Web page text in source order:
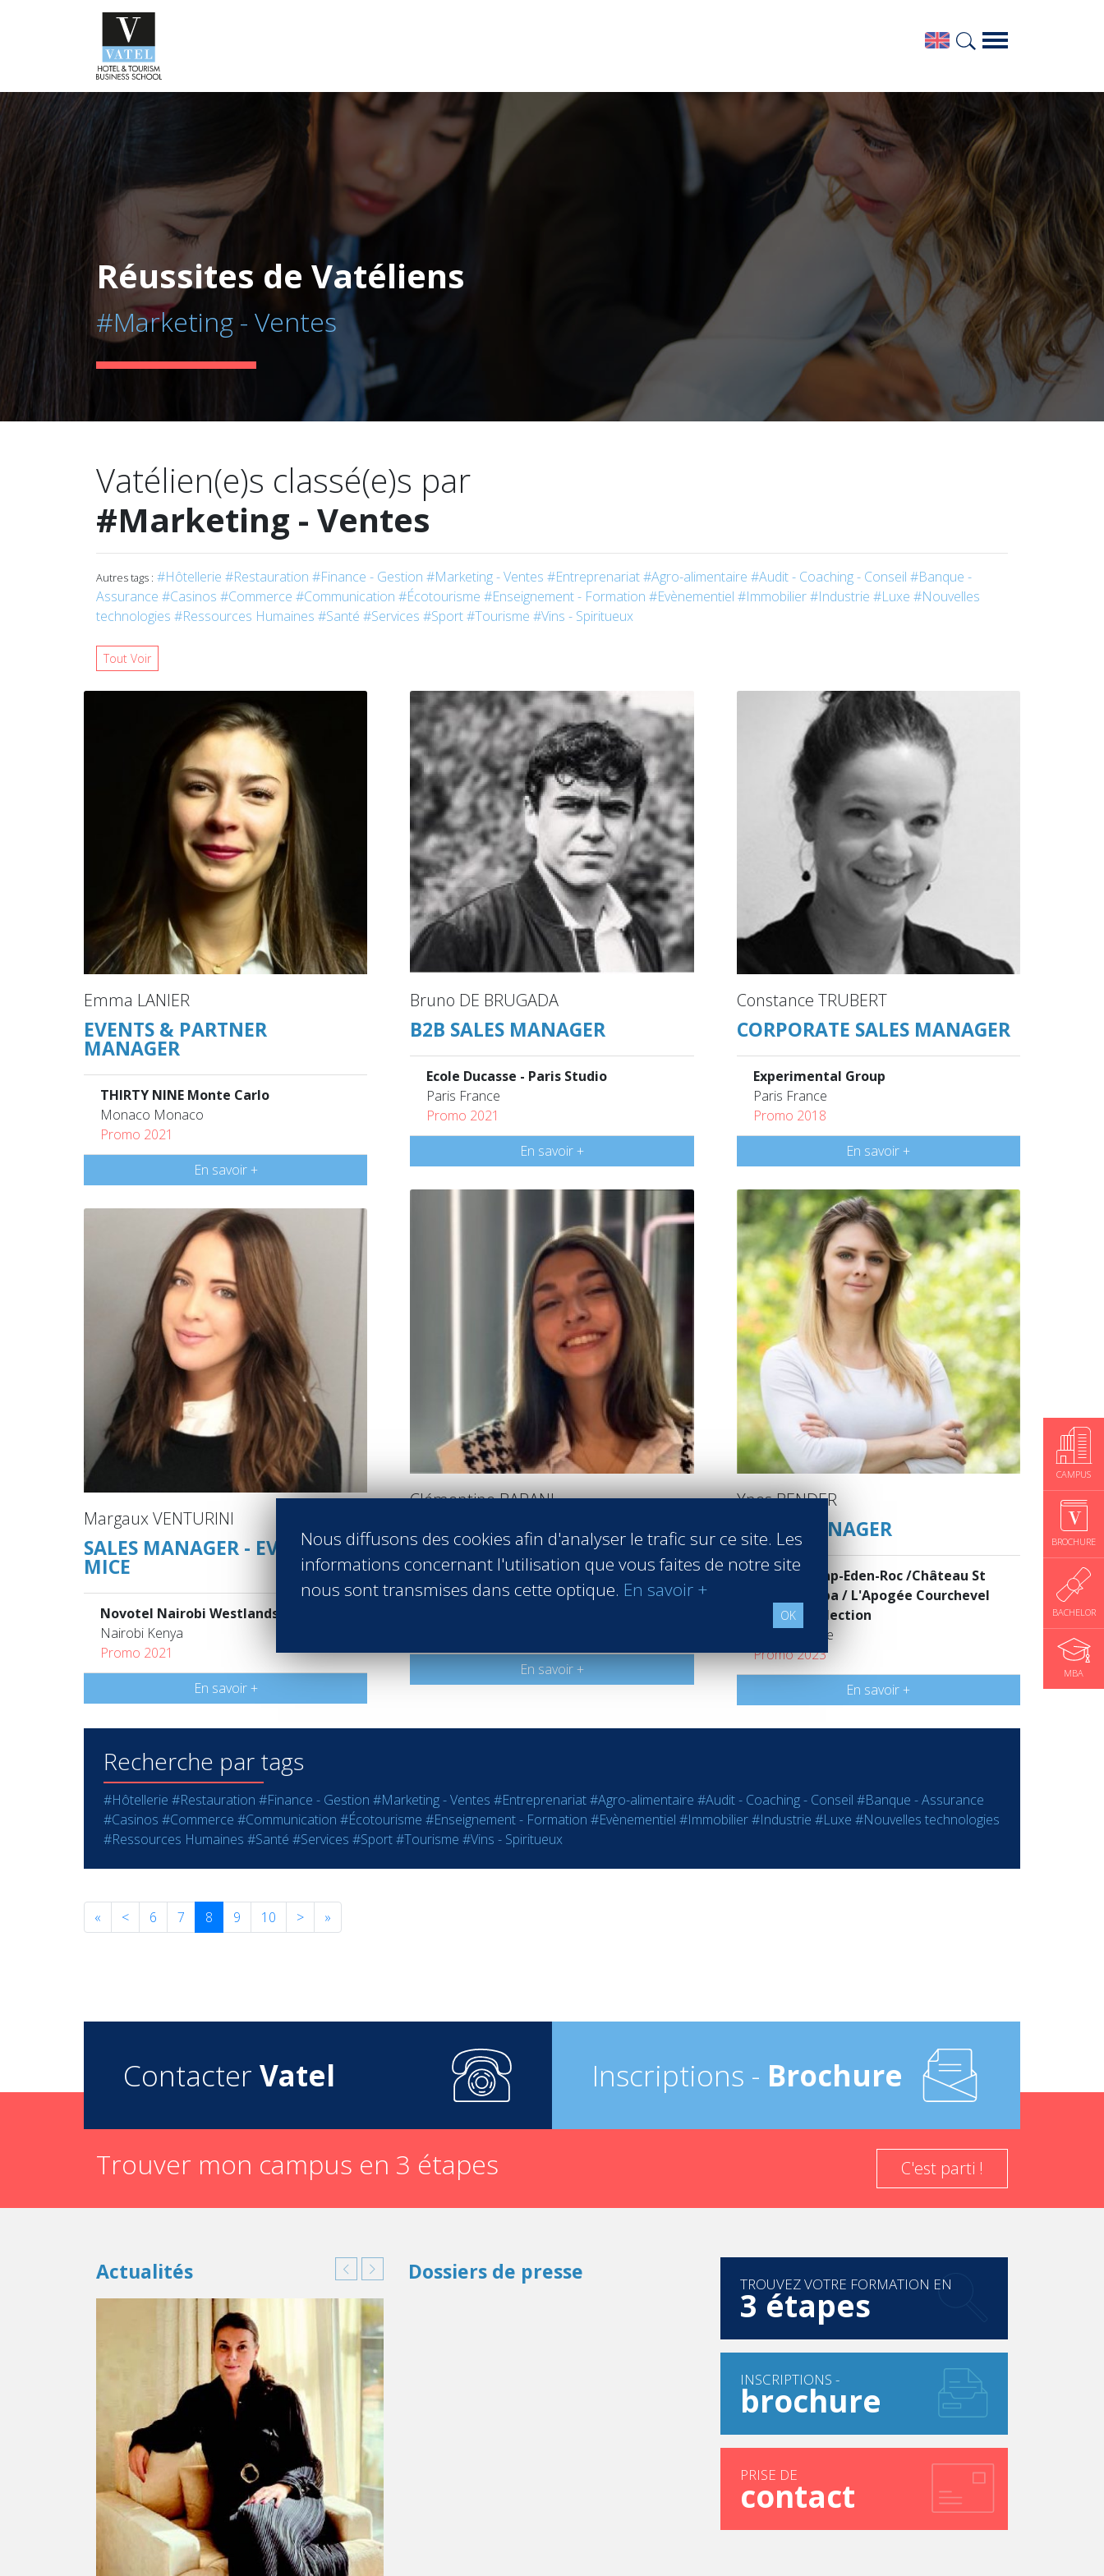
CAMPUS
BROCHURE
BACHELOR
MBA
Réussites de Vatéliens
#Marketing - Ventes
Vatélien(e)s classé(e)s par
#Marketing - Ventes
Autres tags : #Hôtellerie #Restauration #Finance - Gestion #Marketing - Ventes #Entreprenariat#Agro-alimentaire #Audit - Coaching - Conseil #Banque -
Assurance #Casinos #Commerce #Communication #Écotourisme #Enseignement - Formation #Evènementiel #Immobilier#Industrie #Luxe #Nouvelles
technologies #Ressources Humaines #Santé #Services #Sport#Tourisme #Vins - Spiritueux
Tout Voir
Emma LANIER
EVENTS & PARTNER
MANAGER
THIRTY NINE Monte Carlo
Monaco Monaco
Promo 2021
En savoir +
Margaux VENTURINI
SALES MANAGER - EVENTS &
MICE
Novotel Nairobi Westlands
Nairobi Kenya
Promo 2021
En savoir +
Bruno DE BRUGADA
B2B SALES MANAGER
Ecole Ducasse - Paris Studio
Paris France
Promo 2021
En savoir +
Clémentine BARANI
DIGITAL MARKETING
EXECUTIVE
Mandarin Oriental Hotel Group
En savoir +
Constance TRUBERT
CORPORATE SALES MANAGER
Experimental Group
Paris France
Promo 2018
En savoir +
Ynes BENDER
SALES MANAGER
Hotel du Cap-Eden-Roc /Château St
Martin & Spa / L'Apogée Courchevel
Oetker Collection
Fréjus France
Promo 2023
En savoir +
Recherche par tags
#Hôtellerie #Restauration #Finance - Gestion #Marketing - Ventes #Entreprenariat#Agro-alimentaire #Audit - Coaching - Conseil #Banque - Assurance
#Casinos #Commerce #Communication #Écotourisme #Enseignement - Formation #Evènementiel #Immobilier#Industrie #Luxe #Nouvelles technologies
#Ressources Humaines #Santé #Services #Sport#Tourisme #Vins - Spiritueux
« < 6 7 8 9 10 > »
Contacter Vatel Inscriptions - Brochure
Trouver mon campus en 3 étapes C'est parti !
Actualités Dossiers de presse TROUVEZ VOTRE FORMATION EN
3 étapes
INSCRIPTIONS -
brochure
PRISE DE
contact
Nous diffusons des cookies afin d'analyser le trafic sur ce site. Les
informations concernant l'utilisation que vous faites de notre site
nous sont transmises dans cette optique. En savoir +
OK